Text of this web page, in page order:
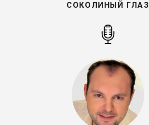
СОКОЛИНЫЙ ГЛАЗ